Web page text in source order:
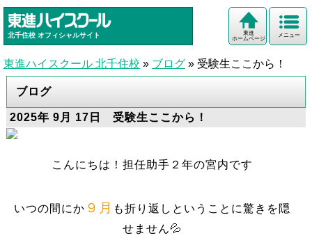
北千住校 オフィシャルサイト メニュー
東進
ホームページ
東進ハイスクール 北千住校 » ブログ » 受験生ここから！
ブログ
2025年 9月 17日 受験生ここから！
こんにちは！担任助手２年の宮内です
いつの間にか ９月 も折り返しということに驚きを隠
せません💦